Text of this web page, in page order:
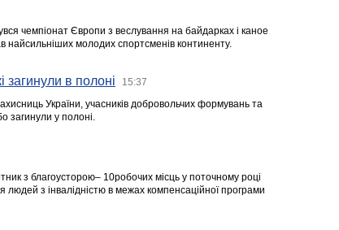
чемпіонат Європи з веслування на байдарках і каное
найсильніших молодих спортсменів континенту.
загинули в полоні 15:37
України, учасників добровольчих формувань та
загинули у полоні.
з благоусторою– 10робочих місць у поточному році
з інвалідністю в межах компенсаційної програми